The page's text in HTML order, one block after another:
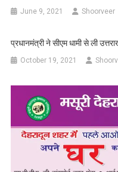
June 9, 2021 Shoorveer
प्रधानमंत्री ने सीएम धामी से ली
October 19, 2021